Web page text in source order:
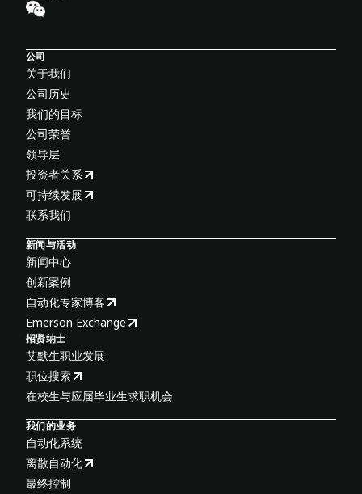
公司
关于我们
公司历史
我们的目标
公司荣誉
领导层
投资者关系
可持续发展
联系我们
新闻与活动
新闻中心
创新案例
自动化专家博客
Emerson Exchange
招贤纳士
艾默生职业发展
职位搜索
在校生与应届毕业生求职机会
我们的业务
自动化系统
离散自动化
最终控制